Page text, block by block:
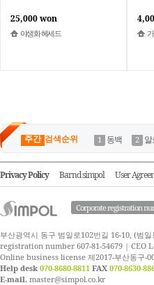
25,000 won
야생화 헤세드
주간 검색순위 동백
Privacy Policy Barnd simpol User
Corporate registration
부산광역시 동구 범일로102번길 16-10, (범
registration number 607-81-54679 | CEO
Online business license 제2017-부산동구-
Help desk 070-8680-8811 FAX 070-8630-
E-mail. master@simpol.co.kr